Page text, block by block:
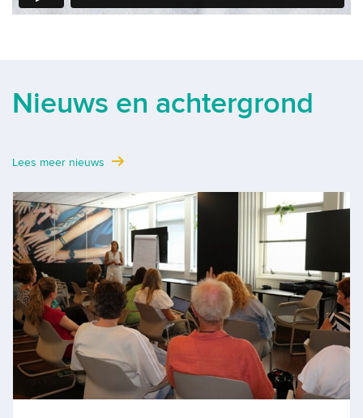
Nieuws en achtergrond
Lees meer nieuws